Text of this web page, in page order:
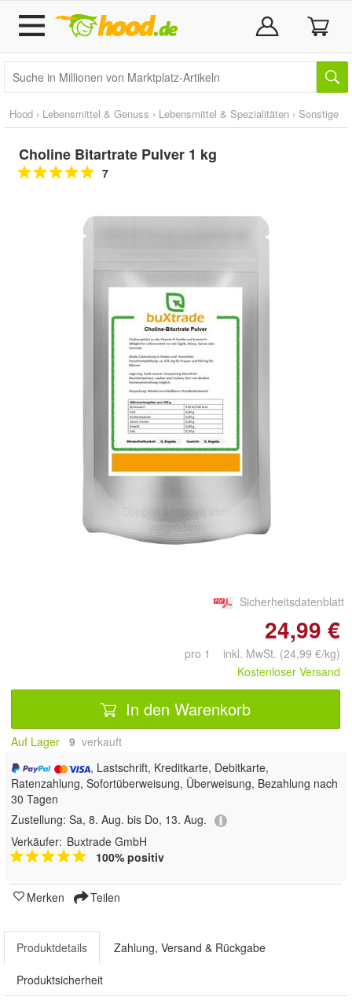
Hood › Lebensmittel & Genuss › Lebensmittel & Spezialitäten › Sonstige
Choline Bitartrate Pulver 1 kg
7
Doppelt antippen zum
vergrößern
Sicherheitsdatenblatt
24,99 €
pro 1 inkl. MwSt. (24,99 €/kg)
Kostenloser Versand
In den Warenkorb
Auf Lager 9 verkauft
, Lastschrift, Kreditkarte, Debitkarte,
Ratenzahlung, Sofortüberweisung, Überweisung, Bezahlung nach
30 Tagen
Zustellung: Sa, 8. Aug. bis Do, 13. Aug.
Verkäufer: Buxtrade GmbH
100% positiv
Merken Teilen
Produktdetails Zahlung, Versand & Rückgabe
Produktsicherheit